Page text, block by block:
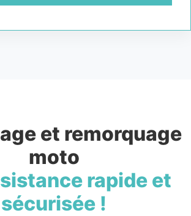
et remorquage
moto
rapide et
sécurisée !